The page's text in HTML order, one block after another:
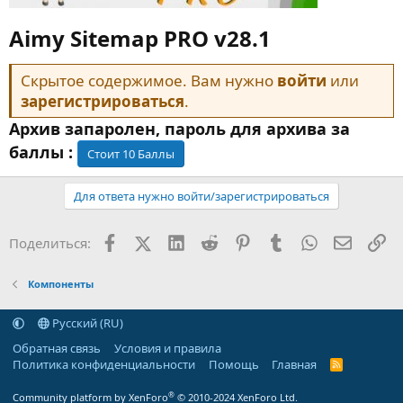
Aimy Sitemap PRO v28.1​
Скрытое содержимое. Вам нужно войти или
зарегистрироваться.
Архив запаролен, пароль для архива за
баллы :
Для ответа нужно войти/зарегистрироваться
Поделиться: FacebookX (Twitter)
LinkedIn
Reddit PinterestTumblr WhatsApp
Компоненты
Русский (RU)
Обратная связь
Условия и правила
Политика конфиденциальности
Помощь Главная
R
Community platform by XenForo® © 2010-2024 XenForo Ltd.